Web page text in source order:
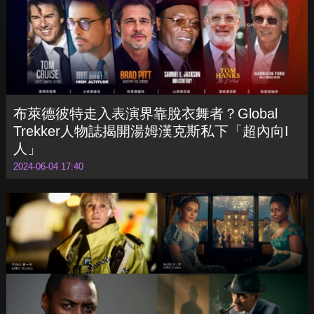
布萊德彼特走入表演界靠脫衣舞者？Global
Trekker人物誌揭開湯姆漢克斯私下「超內向I
人」
2024-06-04 17:40